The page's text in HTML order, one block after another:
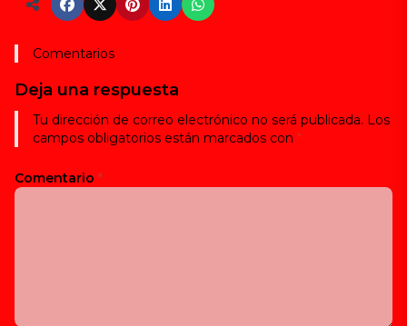
Comentarios
Deja una respuesta
Tu dirección de correo electrónico no será publicada. Los
campos obligatorios están marcados con *
Comentario *